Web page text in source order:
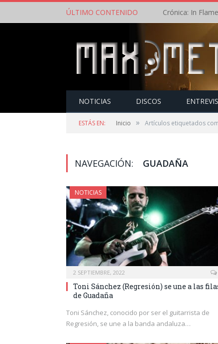
ÚLTIMO CONTENIDO
NOTICIAS DISCOS
ESTÁS EN: Inicio » Artículos etiquetados
NAVEGACIÓN: GUADAÑA
NOTICIAS
2 SEPTIEMBRE, 2022
Toni Sánchez (Regresión) se une a las
de Guadaña
Toni Sánchez, conocido por ser el guitarrista de
Regresión, se une a la banda andaluza…